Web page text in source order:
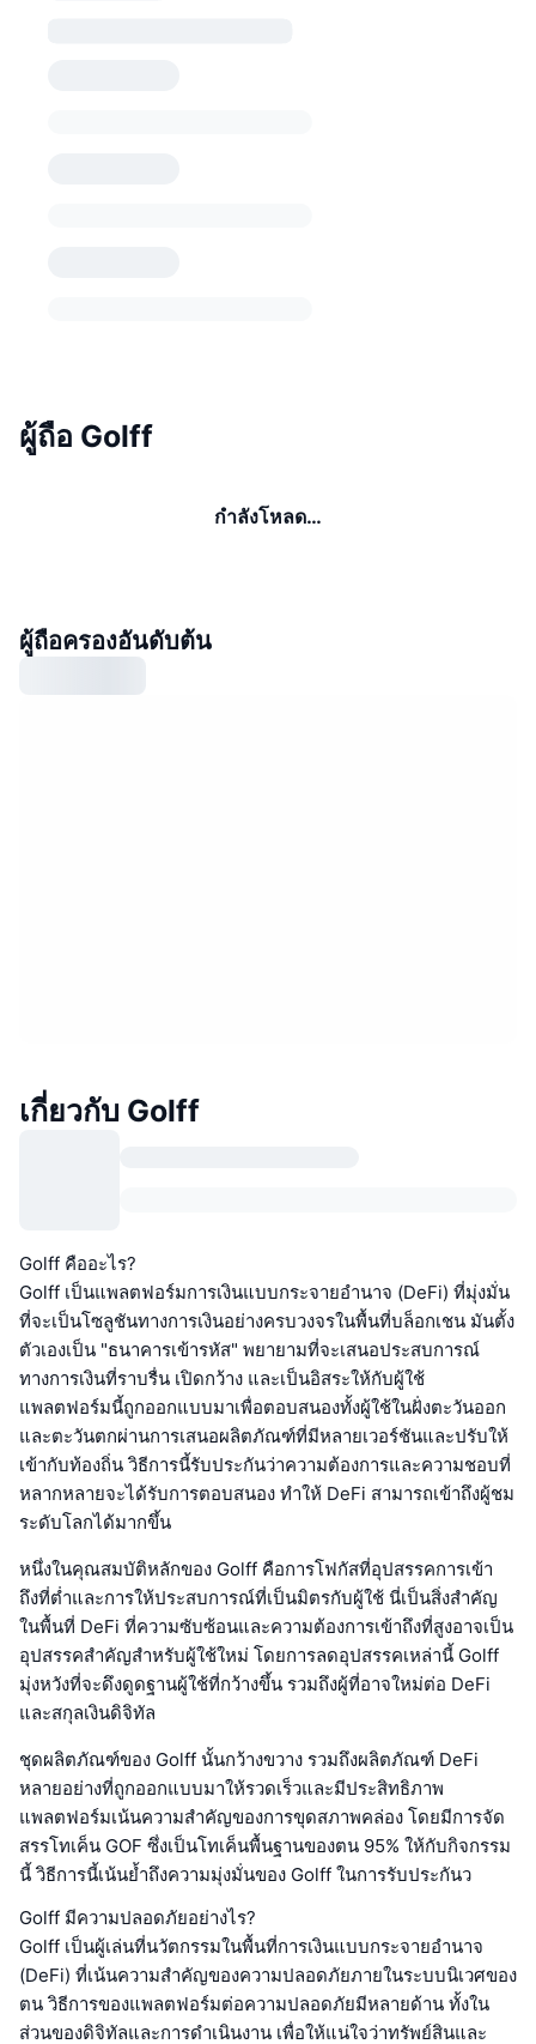
ผู้ถือ Golff
กำลังโหลด…
ผู้ถือครองอันดับต้น
เกี่ยวกับ Golff
Golff คืออะไร?
Golff เป็นแพลตฟอร์มการเงินแบบกระจายอำนาจ (DeFi) ที่มุ่งมั่น
ที่จะเป็นโซลูชันทางการเงินอย่างครบวงจรในพื้นที่บล็อกเชน มันตั้ง
ตัวเองเป็น "ธนาคารเข้ารหัส" พยายามที่จะเสนอประสบการณ์
ทางการเงินที่ราบรื่น เปิดกว้าง และเป็นอิสระให้กับผู้ใช้
แพลตฟอร์มนี้ถูกออกแบบมาเพื่อตอบสนองทั้งผู้ใช้ในฝั่งตะวันออก
และตะวันตกผ่านการเสนอผลิตภัณฑ์ที่มีหลายเวอร์ชันและปรับให้
เข้ากับท้องถิ่น วิธีการนี้รับประกันว่าความต้องการและความชอบที่
หลากหลายจะได้รับการตอบสนอง ทำให้ DeFi สามารถเข้าถึงผู้ชม
ระดับโลกได้มากขึ้น
หนึ่งในคุณสมบัติหลักของ Golff คือการโฟกัสที่อุปสรรคการเข้า
ถึงที่ต่ำและการให้ประสบการณ์ที่เป็นมิตรกับผู้ใช้ นี่เป็นสิ่งสำคัญ
ในพื้นที่ DeFi ที่ความซับซ้อนและความต้องการเข้าถึงที่สูงอาจเป็น
อุปสรรคสำคัญสำหรับผู้ใช้ใหม่ โดยการลดอุปสรรคเหล่านี้ Golff
มุ่งหวังที่จะดึงดูดฐานผู้ใช้ที่กว้างขึ้น รวมถึงผู้ที่อาจใหม่ต่อ DeFi
และสกุลเงินดิจิทัล
ชุดผลิตภัณฑ์ของ Golff นั้นกว้างขวาง รวมถึงผลิตภัณฑ์ DeFi
หลายอย่างที่ถูกออกแบบมาให้รวดเร็วและมีประสิทธิภาพ
แพลตฟอร์มเน้นความสำคัญของการขุดสภาพคล่อง โดยมีการจัด
สรรโทเค็น GOF ซึ่งเป็นโทเค็นพื้นฐานของตน 95% ให้กับกิจกรรม
นี้ วิธีการนี้เน้นย้ำถึงความมุ่งมั่นของ Golff ในการรับประกันว
Golff มีความปลอดภัยอย่างไร?
Golff เป็นผู้เล่นที่นวัตกรรมในพื้นที่การเงินแบบกระจายอำนาจ
(DeFi) ที่เน้นความสำคัญของความปลอดภัยภายในระบบนิเวศของ
ตน วิธีการของแพลตฟอร์มต่อความปลอดภัยมีหลายด้าน ทั้งใน
ส่วนของดิจิทัลและการดำเนินงาน เพื่อให้แน่ใจว่าทรัพย์สินและ